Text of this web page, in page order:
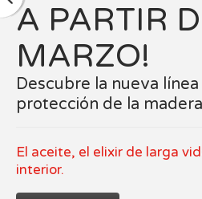
ZERO
Hogar protegido fuera
orgánicos volátiles.
Descubre los productos de